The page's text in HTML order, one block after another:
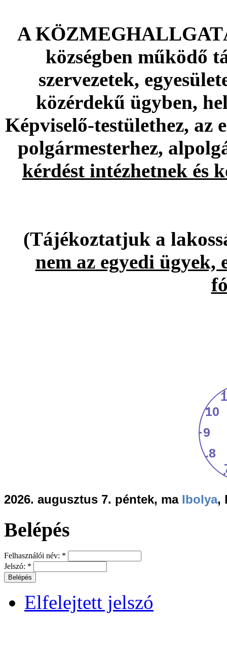
A
községben működő
szervezetek,
közérdekű ügyben,
Képviselő-testülethez, az
polgármesterhez,
kérdést intézhetnek és
(Tájékoztatjuk a
nem az egyedi ügyek,
2026. augusztus 7. péntek, ma Ibolya,
Belépés
Felhasználói név: *
Jelszó: *
Elfelejtett jelszó